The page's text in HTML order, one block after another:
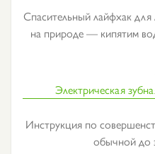
Спасительный лайфхак
на природе — кипятим
Электрическая
Инструкция по
обычной до